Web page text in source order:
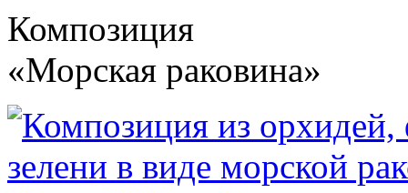
Композиция
«Морская раковина»